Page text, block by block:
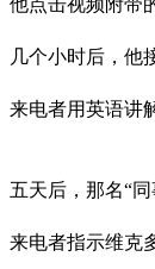
他点击视频附带
几个小时后，他
来电者用英语讲
五天后，那名“
来电者指示维克